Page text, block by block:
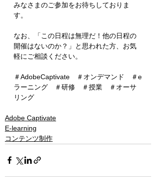
みなさまのご参加をお待ちしておりま
す。
なお、「この日程は無理だ！他の日程の
開催はないのか？」と思われた方、お気
軽にご相談ください。
＃AdobeCaptivate　＃オンデマンド　＃e
ラーニング　＃研修　＃授業　＃オーサ
リング
Adobe Captivate
E-learning
コンテンツ制作